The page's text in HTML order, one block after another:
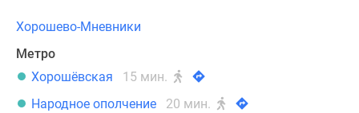
Хорошево-Мневники
Метро
Хорошёвская
15 мин.
Народное ополчение
20 мин.